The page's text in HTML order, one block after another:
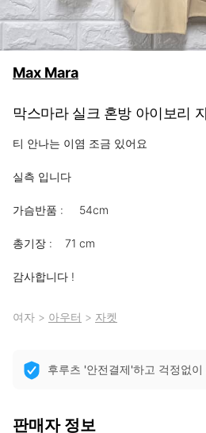
Max Mara
막스마라 실크 혼방 아이보리
티 안나는 이염 조금 있어요
실측 입니다
가슴반품 :     54cm
총기장 :    71 cm
감사합니다 !
여자 > 아우터 > 자켓
후루츠 '안전결제'하고 걱정없이
판매자 정보